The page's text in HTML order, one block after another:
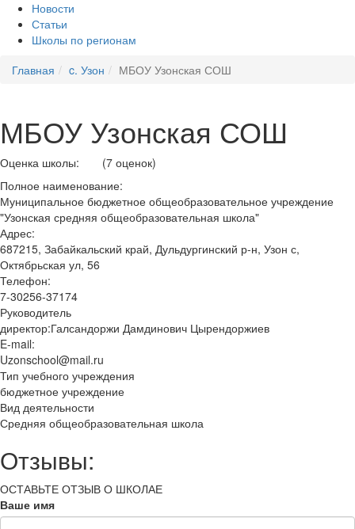
Новости
Статьи
Школы по регионам
Главная
c. Узон МБОУ Узонская СОШ
МБОУ Узонская СОШ
Оценка школы:
(7 оценок)
Полное наименование:
Муниципальное бюджетное общеобразовательное учреждение
"Узонская средняя общеобразовательная школа"
Адрес:
687215, Забайкальский край, Дульдургинский р-н, Узон с,
Октябрьская ул, 56
Телефон:
7-30256-37174
Руководитель
директор:Галсандоржи Дамдинович Цырендоржиев
E-mail:
Uzonschool@mail.ru
Тип учебного учреждения
бюджетное учреждение
Вид деятельности
Средняя общеобразовательная школа
Отзывы:
ОСТАВЬТЕ ОТЗЫВ О ШКОЛАЕ
Ваше имя